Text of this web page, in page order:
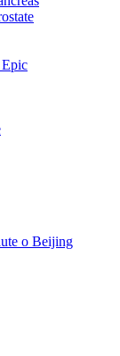
Epic
o Beijing